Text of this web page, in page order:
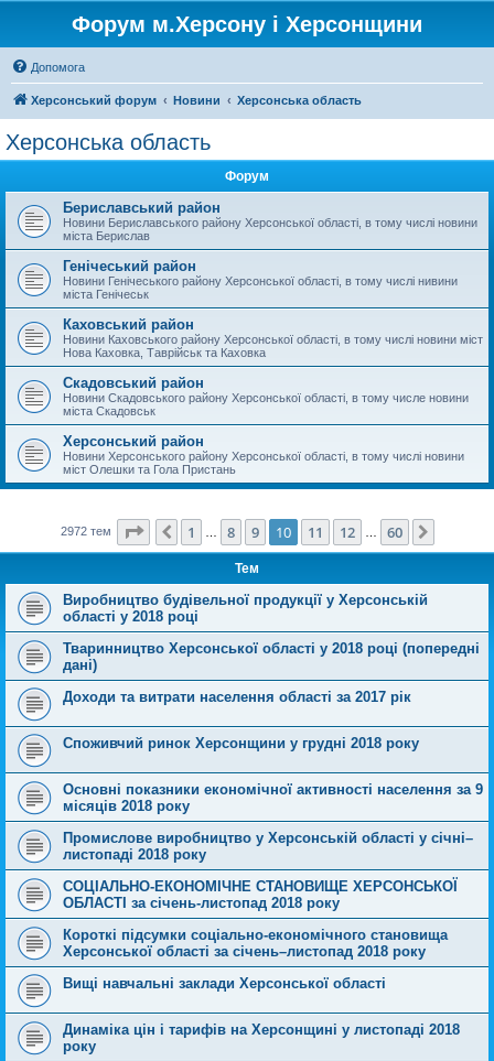
Форум м.Херсону і Херсонщини
Допомога
Херсонський форум Новини Херсонська область
Херсонська область
Форум
Бериславський район
Новини Бериславського району Херсонської області, в тому числі новини
міста Берислав
Генічеський район
Новини Генічеського району Херсонської області, в тому числі нивини
міста Генічеськ
Каховський район
Новини Каховського району Херсонської області, в тому числі новини міст
Нова Каховка, Таврійськ та Каховка
Скадовський район
Новини Скадовського району Херсонської області, в тому числе новини
міста Скадовськ
Херсонський район
Новини Херсонського району Херсонської області, в тому числі новини
міст Олешки та Гола Пристань
2972 тем Сторінка10 з 60
Поперед.
1 8 9 10 11 12 60
Тем
Виробництво будівельної продукції у Херсонській
області у 2018 році
Тваринництво Херсонської області у 2018 році (попередні
дані)
Доходи та витрати населення області за 2017 рік
Споживчий ринок Херсонщини у грудні 2018 року
Основні показники економічної активності населення за 9
місяців 2018 року
Промислове виробництво у Херсонській області у січні–
листопаді 2018 року
СОЦІАЛЬНО-ЕКОНОМІЧНЕ СТАНОВИЩЕ ХЕРСОНСЬКОЇ
ОБЛАСТІ за січень-листопад 2018 року
Короткі підсумки соціально-економічного становища
Херсонської області за січень–листопад 2018 року
Вищі навчальні заклади Херсонської області
Динаміка цін і тарифів на Херсонщині у листопаді 2018
року